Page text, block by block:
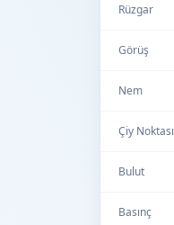
Rüzgar
Görüş
Nem
Çiy Noktası
Bulut
Basınç